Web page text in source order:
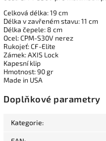
Celková délka: 19 cm
Délka v zavřeném stavu: 11 cm
Délka čepele: 8 cm
Ocel: CPM-S30V nerez
Rukojeť: CF-Elite
Zámek: AXIS Lock
Kapesní klip
Hmotnost: 90 gr
Made in USA
Doplňkové parametry
Kategorie: